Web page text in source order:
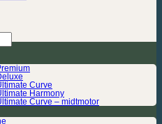
Curve
Harmony
Curve – midtmotor